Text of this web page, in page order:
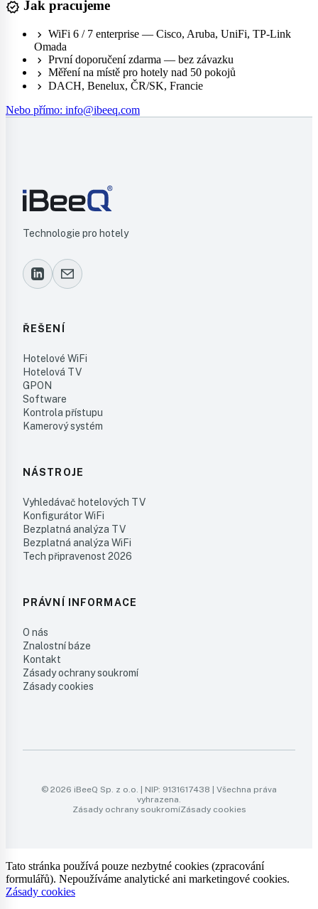
verified Jak pracujeme
chevron_right WiFi 6 / 7 enterprise — Cisco, Aruba, UniFi, TP-Link
Omada
chevron_right První doporučení zdarma — bez závazku
chevron_right Měření na místě pro hotely nad 50 pokojů
chevron_right DACH, Benelux, ČR/SK, Francie
Nebo přímo: info@ibeeq.com
Technologie pro hotely
ŘEŠENÍ
Hotelové WiFi
Hotelová TV
GPON
Software
Kontrola přístupu
Kamerový systém
NÁSTROJE
Vyhledávač hotelových TV
Konfigurátor WiFi
Bezplatná analýza TV
Bezplatná analýza WiFi
Tech připravenost 2026
PRÁVNÍ INFORMACE
O nás
Znalostní báze
Kontakt
Zásady ochrany soukromí
Zásady cookies
© 2026 iBeeQ Sp. z o.o. | NIP: 9131617438 | Všechna práva
vyhrazena.
Zásady ochrany soukromíZásady cookies
Tato stránka používá pouze nezbytné cookies (zpracování
formulářů). Nepoužíváme analytické ani marketingové cookies.
Zásady cookies